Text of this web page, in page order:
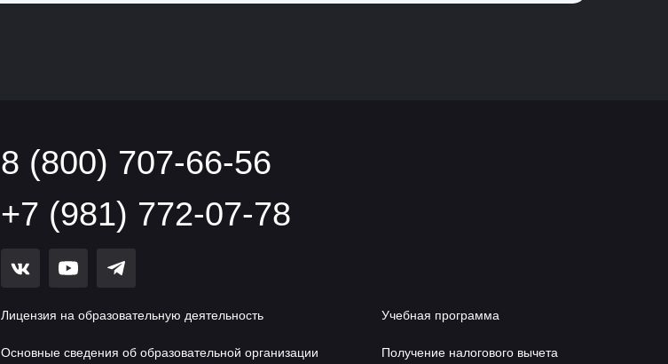
+7 (981) 772-07-78
8 (800) 707-66-56
Основные сведения об образовательной организации
Лицензия на образовательную деятельность
Получение налогового вычета
Учебная программа